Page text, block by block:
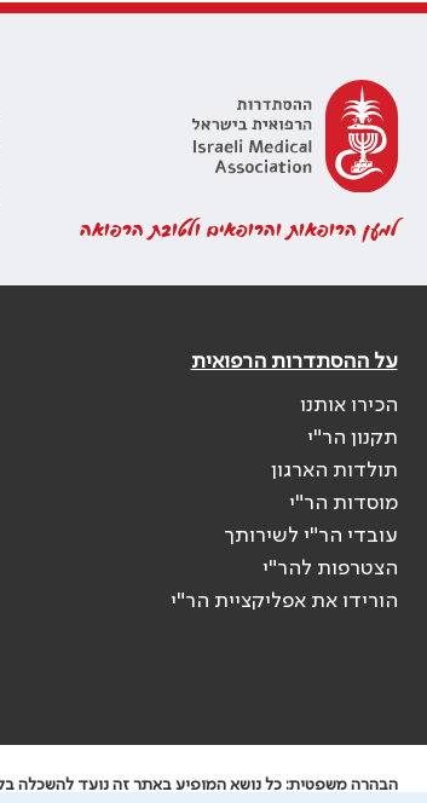
למען הרופאות והרופאים ולטובת הרפואה
על ההסתדרות הרפואית
הכירו אותנו
תקנון הר"י
תולדות הארגון
מוסדות הר"י
עובדי הר"י לשירותך
הצטרפות להר"י
הורידו את אפליקציית הר"י
הבהרה משפטית: כל נושא המופיע באתר זה נועד להשכלה